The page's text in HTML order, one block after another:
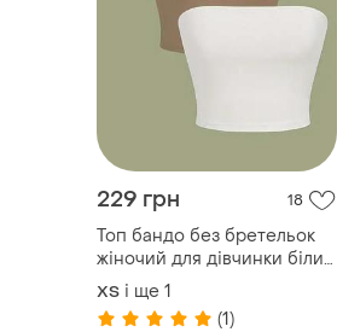
229 грн 18
Топ бандо без бретельок
жіночий для дівчинки білий
чорний рожевий моко
меланж
ХS і ще 1
(1)